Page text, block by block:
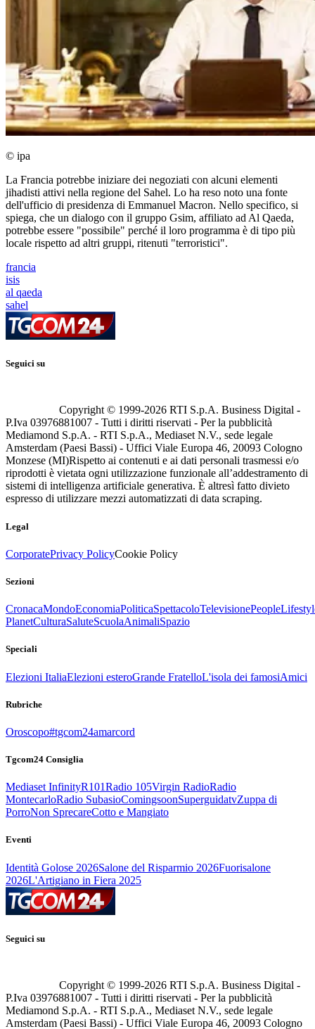
© ipa
La Francia potrebbe iniziare dei negoziati con alcuni elementi
jihadisti attivi nella regione del Sahel. Lo ha reso noto una fonte
dell'ufficio di presidenza di Emmanuel Macron. Nello specifico, si
spiega, che un dialogo con il gruppo Gsim, affiliato ad Al Qaeda,
potrebbe essere "possibile" perché il loro programma è di tipo più
locale rispetto ad altri gruppi, ritenuti "terroristici".
francia
isis
al qaeda
sahel
Seguici su
Copyright © 1999-2026 RTI S.p.A. Business Digital -
P.Iva 03976881007 - Tutti i diritti riservati - Per la pubblicità
Mediamond S.p.A. - RTI S.p.A., Mediaset N.V., sede legale
Amsterdam (Paesi Bassi) - Uffici Viale Europa 46, 20093 Cologno
Monzese (MI)Rispetto ai contenuti e ai dati personali trasmessi e/o
riprodotti è vietata ogni utilizzazione funzionale all’addestramento di
sistemi di intelligenza artificiale generativa. È altresì fatto divieto
espresso di utilizzare mezzi automatizzati di data scraping.
Legal
CorporatePrivacy PolicyCookie Policy
Sezioni
CronacaMondoEconomiaPoliticaSpettacoloTelevisionePeople
PlanetCulturaSaluteScuolaAnimaliSpazio
Speciali
Elezioni ItaliaElezioni esteroGrande FratelloL'isola dei famosiAmici
Rubriche
Oroscopo#tgcom24amarcord
Tgcom24 Consiglia
Mediaset InfinityR101Radio 105Virgin RadioRadio
MontecarloRadio SubasioComingsoonSuperguidatvZuppa di
PorroNon SprecareCotto e Mangiato
Eventi
Identità Golose 2026Salone del Risparmio 2026Fuorisalone
2026L'Artigiano in Fiera 2025
Seguici su
Copyright © 1999-2026 RTI S.p.A. Business Digital -
P.Iva 03976881007 - Tutti i diritti riservati - Per la pubblicità
Mediamond S.p.A. - RTI S.p.A., Mediaset N.V., sede legale
Amsterdam (Paesi Bassi) - Uffici Viale Europa 46, 20093 Cologno